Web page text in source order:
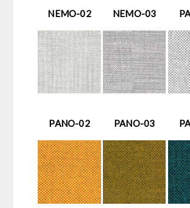
NEMO-02 NEMO-03
PANO-02 PANO-03